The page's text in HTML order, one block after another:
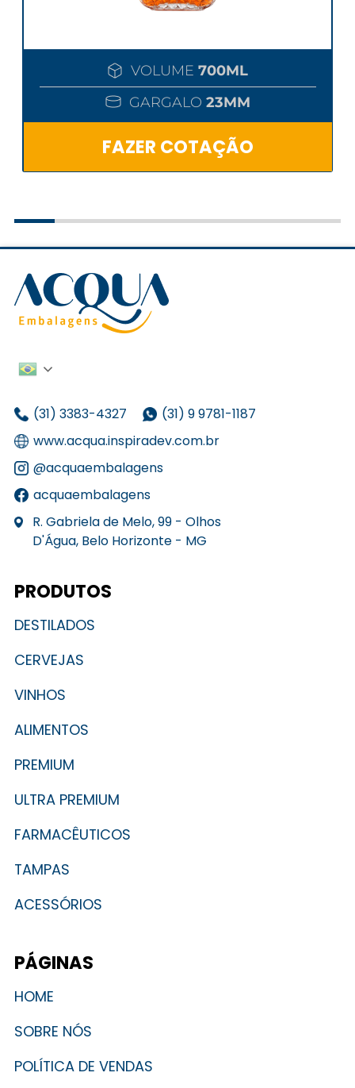
VOLUME 700ML
GARGALO 23MM
FAZER COTAÇÃO
(31) 3383-4327
(31) 9 9781-1187
www.acqua.inspiradev.com.br
@acquaembalagens
acquaembalagens
R. Gabriela de Melo, 99 - Olhos
D'Água, Belo Horizonte - MG
PRODUTOS
DESTILADOS
CERVEJAS
VINHOS
ALIMENTOS
PREMIUM
ULTRA PREMIUM
FARMACÊUTICOS
TAMPAS
ACESSÓRIOS
PÁGINAS
HOME
SOBRE NÓS
POLÍTICA DE VENDAS